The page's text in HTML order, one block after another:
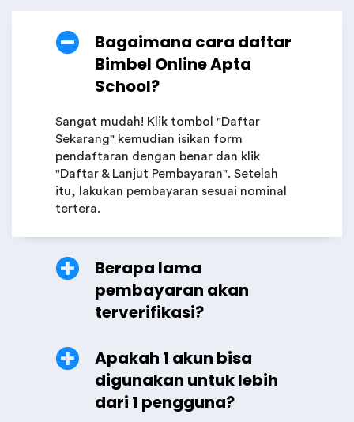
Bagaimana cara daftar
Bimbel Online Apta
School?
Sangat mudah! Klik tombol "Daftar
Sekarang" kemudian isikan form
pendaftaran dengan benar dan klik
"Daftar & Lanjut Pembayaran". Setelah
itu, lakukan pembayaran sesuai nominal
tertera.
Berapa lama
pembayaran akan
terverifikasi?
Apakah 1 akun bisa
digunakan untuk lebih
dari 1 pengguna?